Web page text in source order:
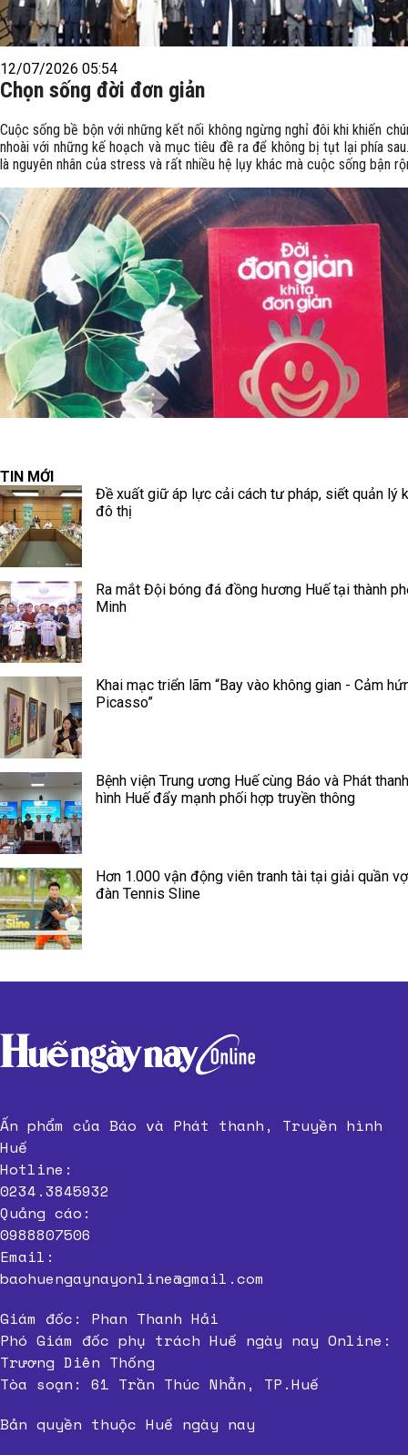
12/07/2026 05:54
Chọn sống đời đơn giản
Cuộc sống bề bộn với những kết nối không ngừng nghỉ đôi khi khiến
nhoài với những kế hoạch và mục tiêu đề ra để không bị tụt lại phía
là nguyên nhân của stress và rất nhiều hệ lụy khác mà cuộc sống bận
TIN MỚI
Đề xuất giữ áp lực cải cách tư pháp, siết quản lý
đô thị
Ra mắt Đội bóng đá đồng hương Huế tại thành
Minh
Khai mạc triển lãm “Bay vào không gian - Cảm
Picasso”
Bệnh viện Trung ương Huế cùng Báo và Phát
hình Huế đẩy mạnh phối hợp truyền thông
Hơn 1.000 vận động viên tranh tài tại giải quần
đàn Tennis Sline
Ấn phẩm của Báo và Phát thanh, Truyền hình
Huế
Hotline:
0234.3845932
Quảng cáo:
0988807506
Email:
baohuengaynayonline@gmail.com
Giám đốc: Phan Thanh Hải
Phó Giám đốc phụ trách Huế ngày nay Online:
Trương Diên Thống
Tòa soạn: 61 Trần Thúc Nhẫn, TP.Huế
Bản quyền thuộc Huế ngày nay